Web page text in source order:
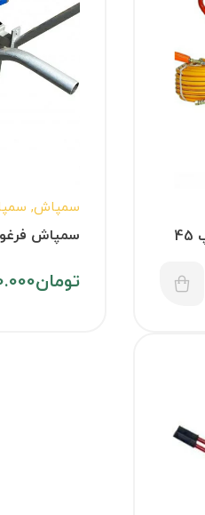
سمپاش زنبه ای هوندا 7.5 اسب طرح با پمپ 45
سمپاش,
تومان